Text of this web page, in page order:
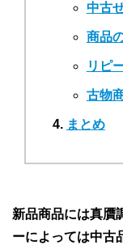
中古
商品
リピ
古物
まとめ
新品商品には真贋
ーによっては中古